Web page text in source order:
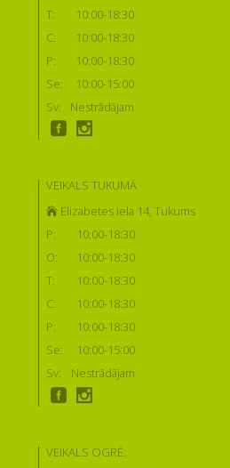
T:
10:00-18:30
C:
10:00-18:30
P:
10:00-18:30
Se:
10:00-15:00
Sv:
Nestrādājam
VEIKALS TUKUMĀ
Elizabetes iela 14, Tukums
P:
10:00-18:30
O:
10:00-18:30
T:
10:00-18:30
C:
10:00-18:30
P:
10:00-18:30
Se:
10:00-15:00
Sv:
Nestrādājam
VEIKALS OGRĒ: